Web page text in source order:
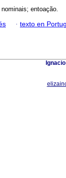
entoação.
· texto en